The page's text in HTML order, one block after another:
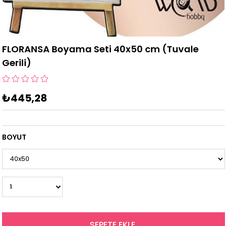
FLORANSA Boyama Seti 40x50 cm (Tuvale
Gerili)
₺445,28
BOYUT